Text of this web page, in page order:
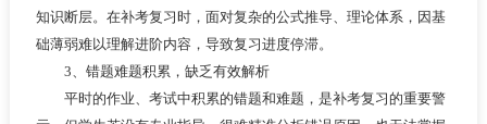
知识断层。在补考复习时，面对复杂的公式推导、理论体系，因基
础薄弱难以理解进阶内容，导致复习进度停滞。
3、错题难题积累，缺乏有效解析
平时的作业、考试中积累的错题和难题，是补考复习的重要警